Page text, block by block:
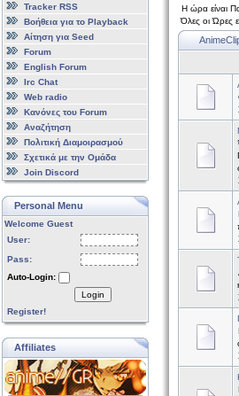
Tracker RSS
Βοήθεια για το Playback
Αίτηση για Seed
Forum
English Forum
Irc Chat
Web radio
Κανόνες του Forum
Αναζήτηση
Πολιτική Διαμοιρασμού
Σχετικά με την Ομάδα
Join Discord
Personal Menu
Welcome Guest
User:
Pass:
Auto-Login:
Login
Register!
Affiliates
Η ώρα είναι
Όλες οι Ώρες